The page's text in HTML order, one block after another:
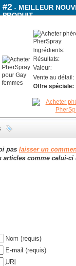
#2 - MEILLEUR
PRODUIT
Ingrédients:
Résultats:
Valeur:
Vente au détail:
Offre spéciale:
pas laisser un
comme celui-ci
Nom (requis)
E-mail (requis)
URI